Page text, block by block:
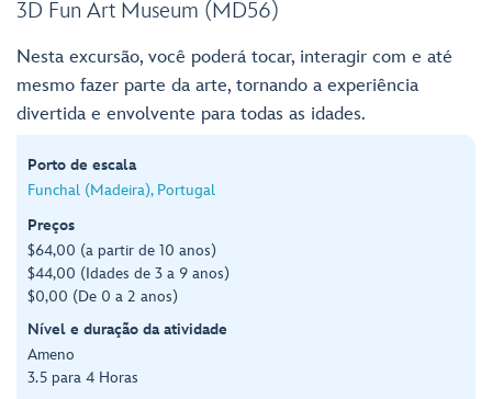
3D Fun Art Museum (MD56)
Nesta excursão, você poderá tocar, interagir com e até
mesmo fazer parte da arte, tornando a experiência
divertida e envolvente para todas as idades.
Porto de escala
Funchal (Madeira), Portugal
Preços
$64,00 (a partir de 10 anos)
$44,00 (Idades de 3 a 9 anos)
$0,00 (De 0 a 2 anos)
Nível e duração da atividade
Ameno
3.5 para 4 Horas